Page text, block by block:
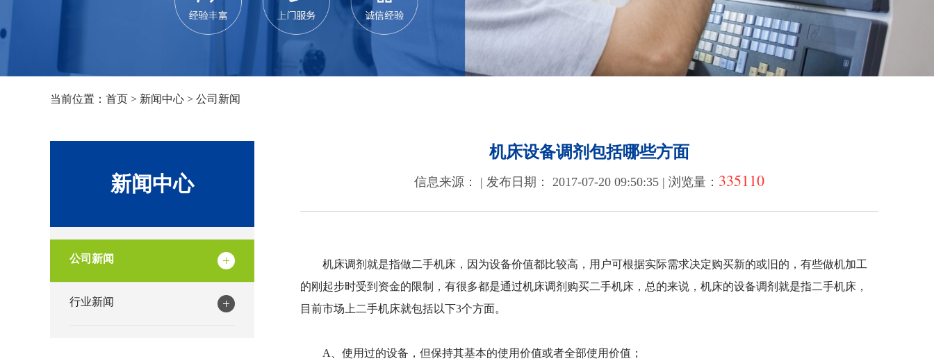
当前位置： 首页 > 新闻中心 > 公司新闻
新闻中心
公司新闻
行业新闻
机床设备调剂包括哪些方面
信息来源： | 发布日期： 2017-07-20 09:50:35 | 浏览量： 335110
机床调剂就是指做二手机床，因为设备价值都比较高，用户可根据实际需求决定购买新的或旧的，有些做机加工
的刚起步时受到资金的限制，有很多都是通过机床调剂购买二手机床，总的来说，机床的设备调剂就是指二手机床，
目前市场上二手机床就包括以下3个方面。
A、使用过的设备，但保持其基本的使用价值或者全部使用价值；